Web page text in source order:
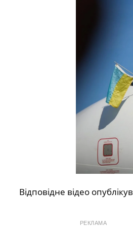
Відповідне відео
РЕКЛАМА